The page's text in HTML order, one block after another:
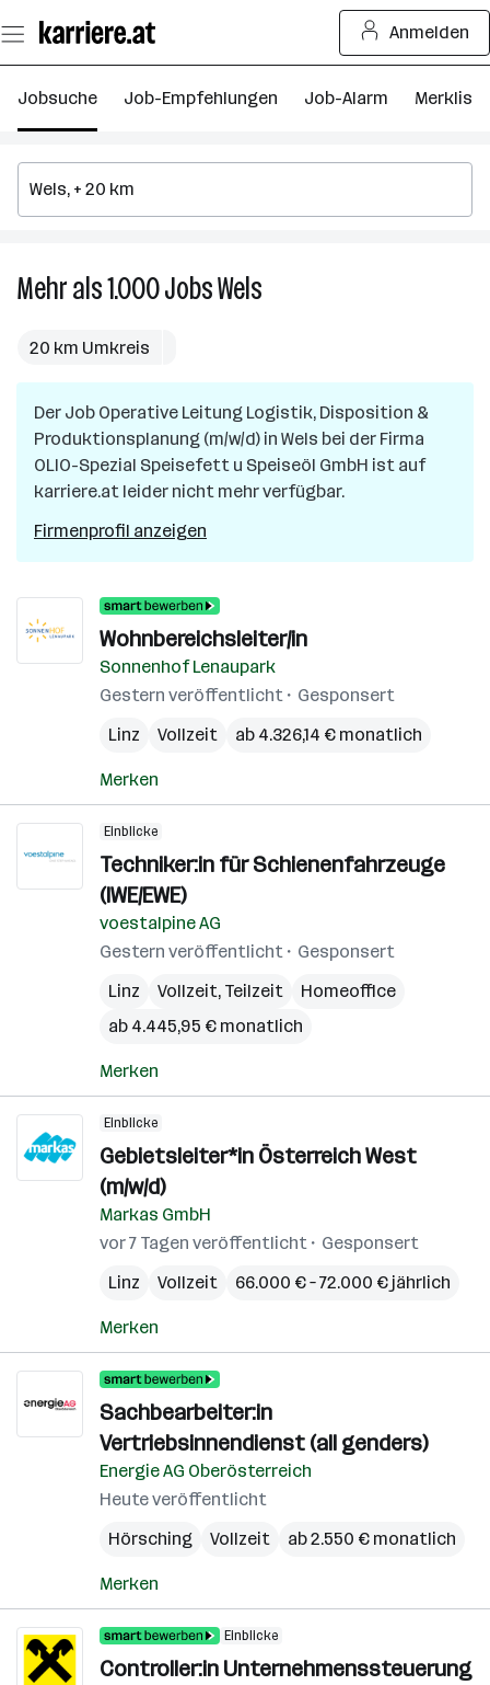
Seiteninhalt
springen
Anmelden
Jobsuche Job-Empfehlungen Job-Alarm Merkliste
Mehr als 1.000JobsWels
in
Wels
20 km Umkreis
Der Job Operative Leitung Logistik, Disposition &
Produktionsplanung (m/w/d) in Wels bei der Firma
OLIO-Spezial Speisefett u Speiseöl GmbH ist auf
karriere.at leider nicht mehr verfügbar.
Firmenprofil anzeigen
Wohnbereichsleiter/in
Sonnenhof Lenaupark
Gestern veröffentlicht
Gesponsert
Linz
Vollzeit ab 4.326,14 € monatlich
Merken
Einblicke
Techniker:in für Schienenfahrzeuge
(IWE/EWE)
voestalpine AG
Gestern veröffentlicht
Gesponsert
Linz
Vollzeit, Teilzeit
Homeoffice
ab 4.445,95 € monatlich
Merken
Einblicke
Gebietsleiter*in Österreich West
(m/w/d)
Markas GmbH
vor 7 Tagen veröffentlicht
Gesponsert
Linz
Vollzeit 66.000 € – 72.000 € jährlich
Merken
Sachbearbeiter:in
Vertriebsinnendienst (all genders)
Energie AG Oberösterreich
Heute veröffentlicht
Hörsching
Vollzeit ab 2.550 € monatlich
Merken
Einblicke
Controller:in Unternehmenssteuerung